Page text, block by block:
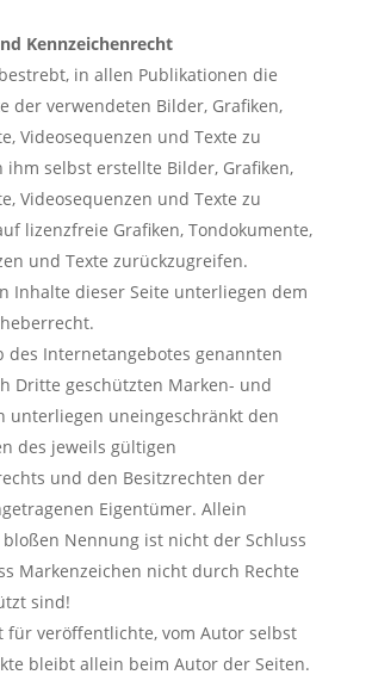
Kennzeichenrecht
in allen Publikationen die
der verwendeten Bilder, Grafiken,
Videosequenzen und Texte zu
ihm selbst erstellte Bilder, Grafiken,
Videosequenzen und Texte zu
lizenzfreie Grafiken, Tondokumente,
und Texte zurückzugreifen.
Inhalte dieser Seite unterliegen dem
des Internetangebotes genannten
Dritte geschützten Marken- und
unterliegen uneingeschränkt den
des jeweils gültigen
und den Besitzrechten der
Eigentümer. Allein
Nennung ist nicht der Schluss
Markenzeichen nicht durch Rechte
sind!
für veröffentlichte, vom Autor selbst
bleibt allein beim Autor der Seiten.